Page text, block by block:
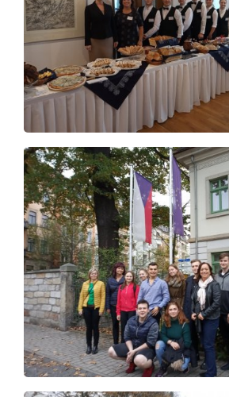
Foto
Video a audio
Virtuální prohlídka
Kontakty